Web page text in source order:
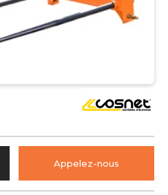
Appelez-nous